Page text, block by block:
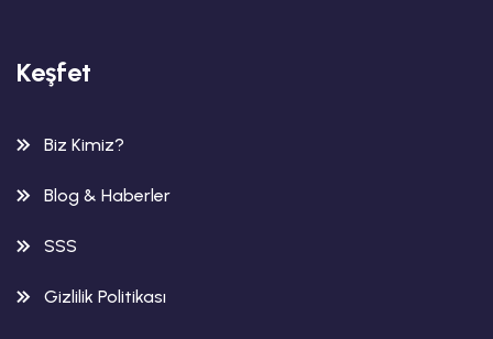
Keşfet
Biz Kimiz?
Blog & Haberler
SSS
Gizlilik Politikası